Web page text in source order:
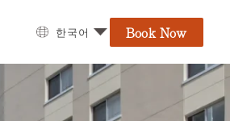
한국어 Book Now